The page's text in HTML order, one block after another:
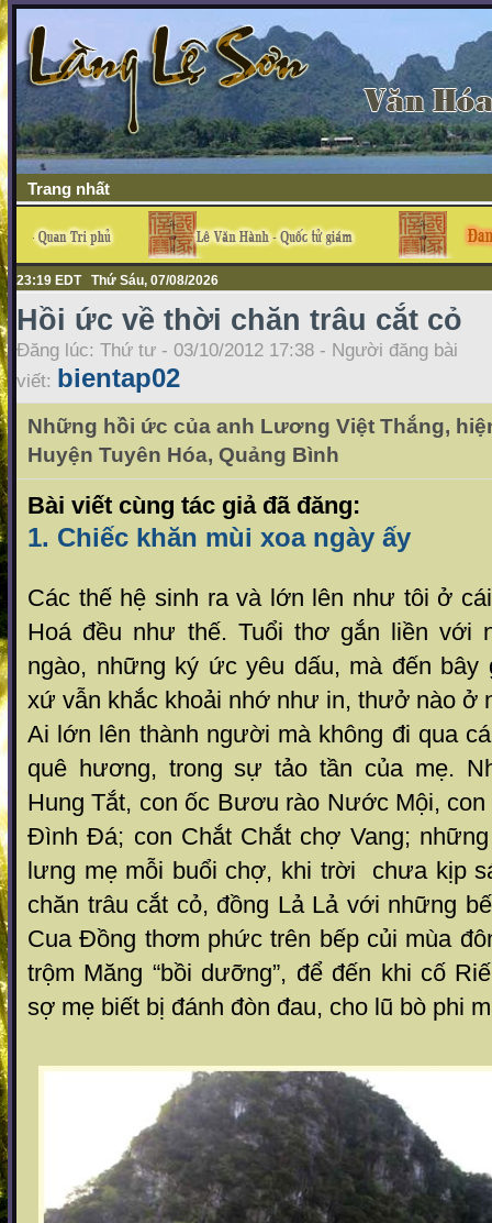
Trang nhất
23:19 EDT Thứ Sáu, 07/08/2026
Hồi ức về thời chăn trâu cắt cỏ
Đăng lúc: Thứ tư - 03/10/2012 17:38 - Người đăng bài
viết: bientap02
Những hồi ức của anh Lương Việt Thắng,
Huyện Tuyên Hóa, Quảng Bình
Bài viết cùng tác giả đã đăng:
1. Chiếc khăn mùi xoa ngày ấy
Các thế hệ sinh ra và lớn lên như tôi ở
Hoá đều như thế. Tuổi thơ gắn liền với
ngào, những ký ức yêu dấu, mà đến
xứ vẫn khắc khoải nhớ như in, thưở nào ở
Ai lớn lên thành người mà không đi qua
quê hương, trong sự tảo tần của mẹ.
Hung Tắt, con ốc Bươu rào Nước Mội,
Đình Đá; con Chắt Chắt chợ Vang;
lưng mẹ mỗi buổi chợ, khi trời chưa kịp
chăn trâu cắt cỏ, đồng Lả Lả với những
Cua Đồng thơm phức trên bếp củi mùa
trộm Măng “bồi dưỡng”, để đến khi cố
sợ mẹ biết bị đánh đòn đau, cho lũ bò phi